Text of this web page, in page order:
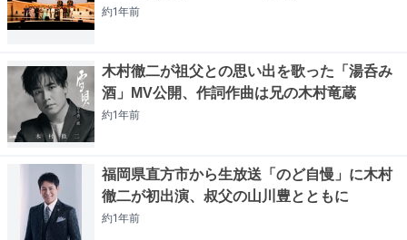
約1年前
木村徹二が祖父との思い出を歌った「湯呑み
酒」MV公開、作詞作曲は兄の木村竜蔵
約1年前
福岡県直方市から生放送「のど自慢」に木村
徹二が初出演、叔父の山川豊とともに
約1年前